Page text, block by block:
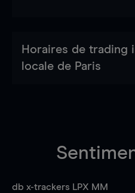
Horaires de trading
locale de Paris
db x-trackers LPX MM